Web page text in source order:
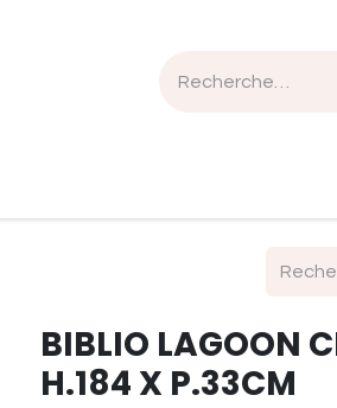
BIBLIO LAGOON
H.184 X P.33CM